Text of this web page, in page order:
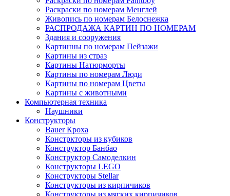
Раскраски по номерам Менглей
Живопись по номерам Белоснежка
РАСПРОДАЖА КАРТИН ПО НОМЕРАМ
Здания и сооружения
Картинны по номерам Пейзажи
Картины из страз
Картины Натюрморты
Картины по номерам Люди
Картины по номерам Цветы
Картины с животными
Компьютерная техника
Наушники
Конструкторы
Bauer Кроха
Констркторы из кубиков
Конструктор Банбао
Конструктор Самоделкин
Конструкторы LEGO
Конструкторы Stellar
Конструкторы из кирпичиков
Конструкторы из мягких кирпичиков